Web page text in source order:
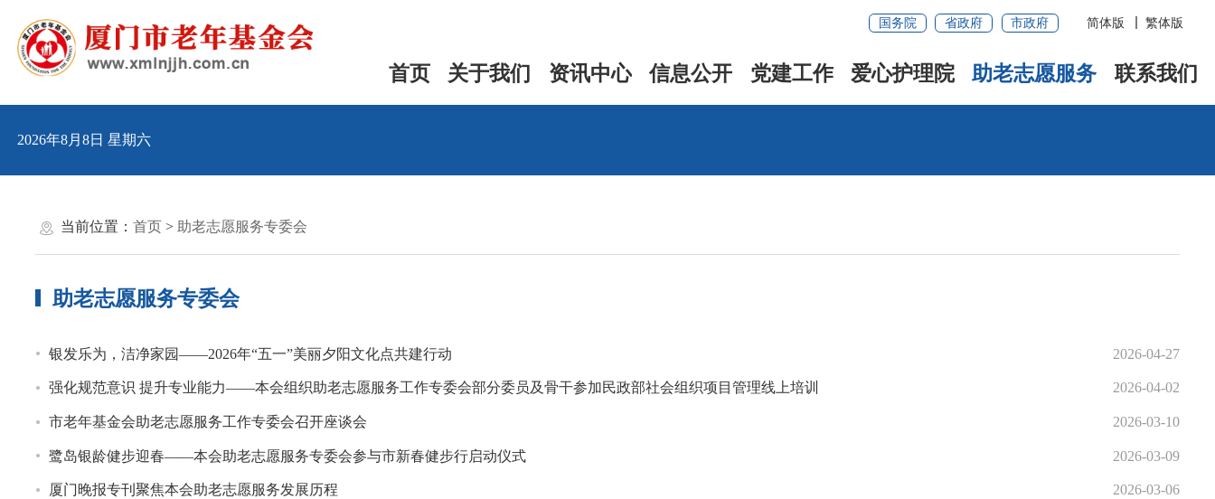
国务院 省政府 市政府 简体版 繁体版
首页 关于我们 资讯中心 信息公开 党建工作 爱心护理院 助老志愿服务 联系我们
2026年8月8日 星期六
当前位置：首页 > 助老志愿服务专委会
助老志愿服务专委会
银发乐为，洁净家园——2026年“五一”美丽夕阳文化点共建行动 2026-04-27
强化规范意识 提升专业能力——本会组织助老志愿服务工作专委会部分委员及骨干参加民政部社会组织项目管理线上培训 2026-04-02
市老年基金会助老志愿服务工作专委会召开座谈会 2026-03-10
鹭岛银龄健步迎春——本会助老志愿服务专委会参与市新春健步行启动仪式 2026-03-09
厦门晚报专刊聚焦本会助老志愿服务发展历程 2026-03-06